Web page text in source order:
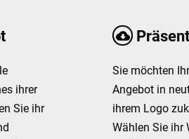
ihrer
Sie ihr
Sie möchten
Angebot in
ihrem Logo
Wählen Sie ihr